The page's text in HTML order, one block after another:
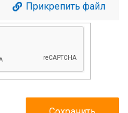
Прикрепить файл